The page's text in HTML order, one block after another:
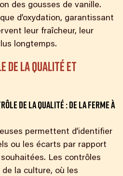
des gousses de vanille.
d’oxydation, garantissant
leur fraîcheur, leur
longtemps.
de la qualité et
de la qualité : de la ferme à
permettent d’identifier
ou les écarts par rapport
Les contrôles
la culture, où les